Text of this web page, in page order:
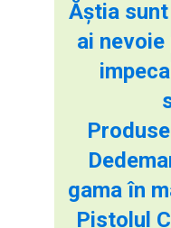
Ăștia
ai
gama în
Pistolul